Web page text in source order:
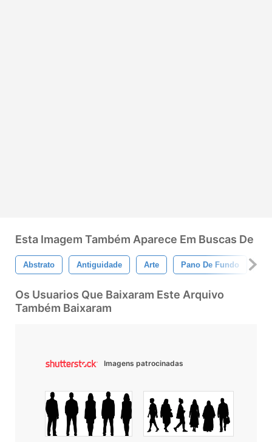
Esta Imagem Também Aparece Em Buscas De
Abstrato Antiguidade Arte Pano De Fundo
Os Usuarios Que Baixaram Este Arquivo
Também Baixaram
Imagens patrocinadas